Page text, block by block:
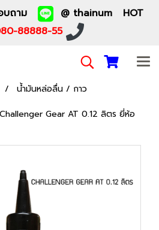
อบถาม
@ thainum HOT
88888-55
น้ำมันหล่อลื่น / กาว
Gear AT 0.12 ลิตร ยี่ห้อ